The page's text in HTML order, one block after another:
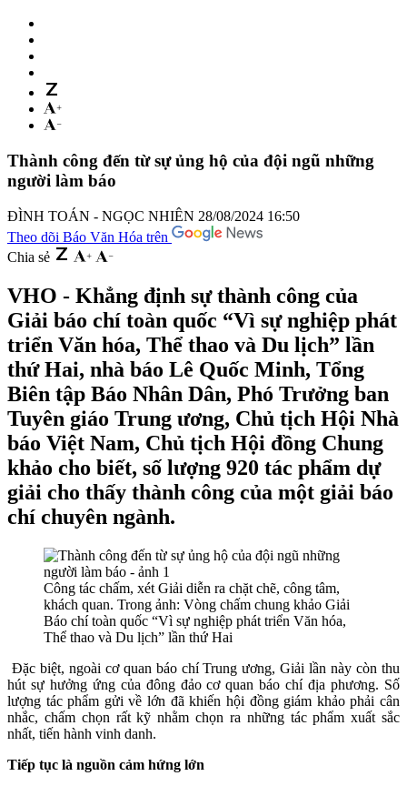
Thành công đến từ sự ủng hộ của đội ngũ những
người làm báo
ĐÌNH TOÁN - NGỌC NHIÊN 28/08/2024 16:50
Theo dõi Báo Văn Hóa trên
Chia sẻ
VHO - Khẳng định sự thành công của
Giải báo chí toàn quốc “Vì sự nghiệp phát
triển Văn hóa, Thể thao và Du lịch” lần
thứ Hai, nhà báo Lê Quốc Minh, Tổng
Biên tập Báo Nhân Dân, Phó Trưởng ban
Tuyên giáo Trung ương, Chủ tịch Hội Nhà
báo Việt Nam, Chủ tịch Hội đồng Chung
khảo cho biết, số lượng 920 tác phẩm dự
giải cho thấy thành công của một giải báo
chí chuyên ngành.
Công tác chấm, xét Giải diễn ra chặt chẽ, công tâm,
khách quan. Trong ảnh: Vòng chấm chung khảo Giải
Báo chí toàn quốc “Vì sự nghiệp phát triển Văn hóa,
Thể thao và Du lịch” lần thứ Hai
Đặc biệt, ngoài cơ quan báo chí Trung ương, Giải lần này còn thu
hút sự hưởng ứng của đông đảo cơ quan báo chí địa phương. Số
lượng tác phẩm gửi về lớn đã khiến hội đồng giám khảo phải cân
nhắc, chấm chọn rất kỹ nhằm chọn ra những tác phẩm xuất sắc
nhất, tiến hành vinh danh.
Tiếp tục là nguồn cảm hứng lớn